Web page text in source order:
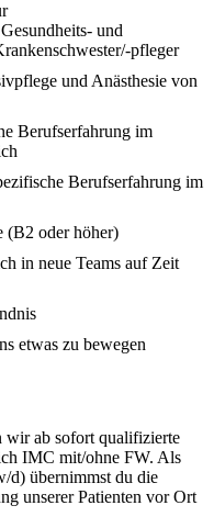
und
pfleger
und Anästhesie von
Berufserfahrung im
Berufserfahrung im
(B2 oder höher)
in neue Teams auf Zeit
etwas zu bewegen
wir ab sofort qualifizierte
IMC mit/ohne FW. Als
d) übernimmst du die
unserer Patienten vor Ort